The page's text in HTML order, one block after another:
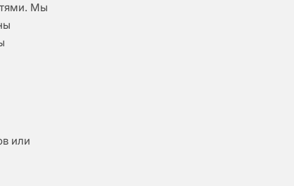
Мы
или